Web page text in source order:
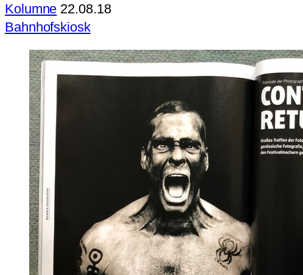
Kolumne 22.08.18
Bahnhofskiosk